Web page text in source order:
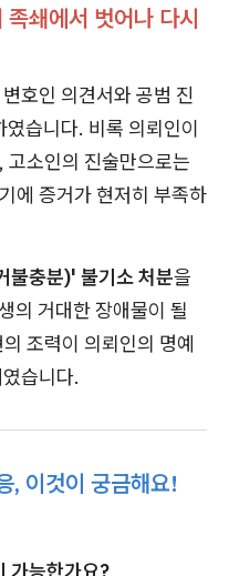
쇄에서 벗어나 다시
호인 의견서와 공범 진
습니다. 비록 의뢰인이
소인의 진술만으로는
에 증거가 현저히 부족하
불충분)' 불기소 처분을
의 거대한 장애물이 될
조력이 의뢰인의 명예
습니다.
, 이것이 궁금해요!
가능한가요?